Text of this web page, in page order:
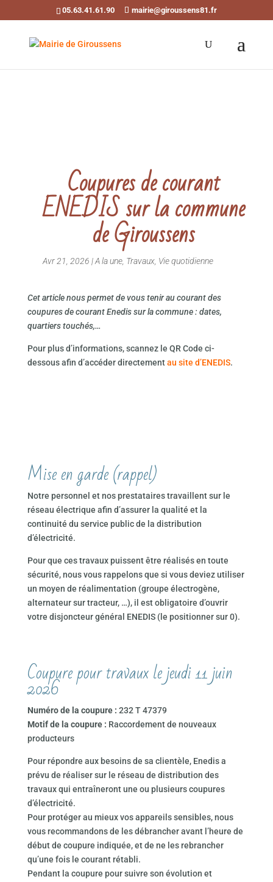
Ouvrir la barre d’outils
05.63.41.61.90 mairie@giroussens81.fr
Coupures de courant
ENEDIS sur la commune
de Giroussens
Avr 21, 2026 |A la une, Travaux, Vie quotidienne
Cet article nous permet de vous tenir au courant des
coupures de courant Enedis sur la commune : dates,
quartiers touchés,…
Pour plus d’informations, scannez le QR Code ci-
dessous afin d’accéder directementau site d’ENEDIS.
Mise en garde (rappel)
Notre personnel et nos prestataires travaillent sur le
réseau électrique afin d’assurer la qualité et la
continuité du service public de la distribution
d’électricité.
Pour que ces travaux puissent être réalisés en toute
sécurité, nous vous rappelons que si vous deviez utiliser
un moyen de réalimentation (groupe électrogène,
alternateur sur tracteur, …), il est obligatoire d’ouvrir
votre disjoncteur général ENEDIS (le positionner sur 0).
Coupure pour travaux le jeudi 11 juin
2026
Numéro de la coupure : 232 T 47379
Motif de la coupure : Raccordement de nouveaux
producteurs
Pour répondre aux besoins de sa clientèle, Enedis a
prévu de réaliser sur le réseau de distribution des
travaux qui entraîneront une ou plusieurs coupures
d’électricité.
Pour protéger au mieux vos appareils sensibles, nous
vous recommandons de les débrancher avant l’heure de
début de coupure indiquée, et de ne les rebrancher
qu’une fois le courant rétabli.
Pendant la coupure pour suivre son évolution et